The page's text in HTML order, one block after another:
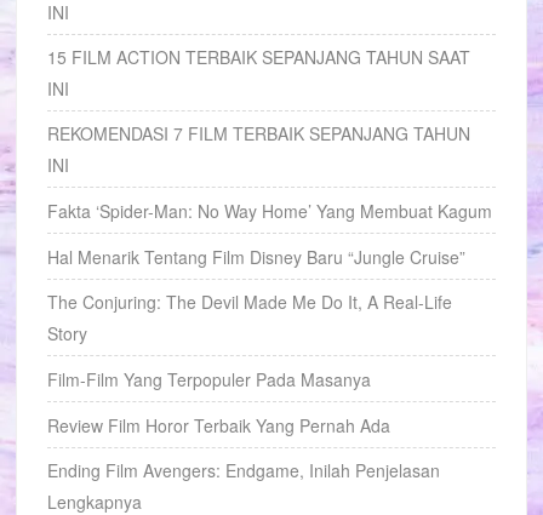
INI
15 FILM ACTION TERBAIK SEPANJANG TAHUN SAAT
INI
REKOMENDASI 7 FILM TERBAIK SEPANJANG TAHUN
INI
Fakta ‘Spider-Man: No Way Home’ Yang Membuat Kagum
Hal Menarik Tentang Film Disney Baru “Jungle Cruise”
The Conjuring: The Devil Made Me Do It, A Real-Life
Story
Film-Film Yang Terpopuler Pada Masanya
Review Film Horor Terbaik Yang Pernah Ada
Ending Film Avengers: Endgame, Inilah Penjelasan
Lengkapnya